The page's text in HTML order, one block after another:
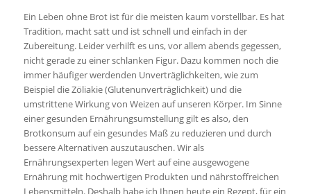
Ein Leben ohne Brot ist für die meisten kaum vorstellbar. Es hat
Tradition, macht satt und ist schnell und einfach in der
Zubereitung. Leider verhilft es uns, vor allem abends gegessen,
nicht gerade zu einer schlanken Figur. Dazu kommen noch die
immer häufiger werdenden Unverträglichkeiten, wie zum
Beispiel die Zöliakie (Glutenunverträglichkeit) und die
umstrittene Wirkung von Weizen auf unseren Körper. Im Sinne
einer gesunden Ernährungsumstellung gilt es also, den
Brotkonsum auf ein gesundes Maß zu reduzieren und durch
bessere Alternativen auszutauschen. Wir als
Ernährungsexperten legen Wert auf eine ausgewogene
Ernährung mit hochwertigen Produkten und nährstoffreichen
Lebensmitteln. Deshalb habe ich Ihnen heute ein Rezept, für ein